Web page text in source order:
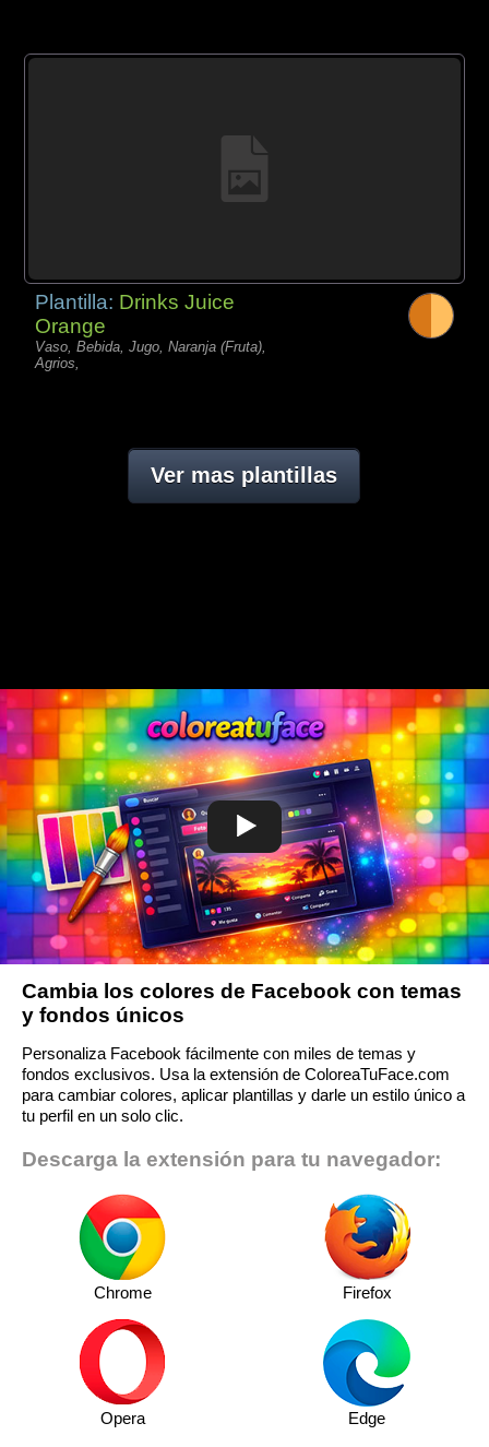
Plantilla: Drinks Juice
Orange
Vaso, Bebida, Jugo, Naranja (Fruta),
Agrios,
Ver mas plantillas
Cambia los colores de Facebook con temas
y fondos únicos
Personaliza Facebook fácilmente con miles de temas y
fondos exclusivos. Usa la extensión de ColoreaTuFace.com
para cambiar colores, aplicar plantillas y darle un estilo único a
tu perfil en un solo clic.
Descarga la extensión para tu navegador:
Chrome Firefox
Opera Edge